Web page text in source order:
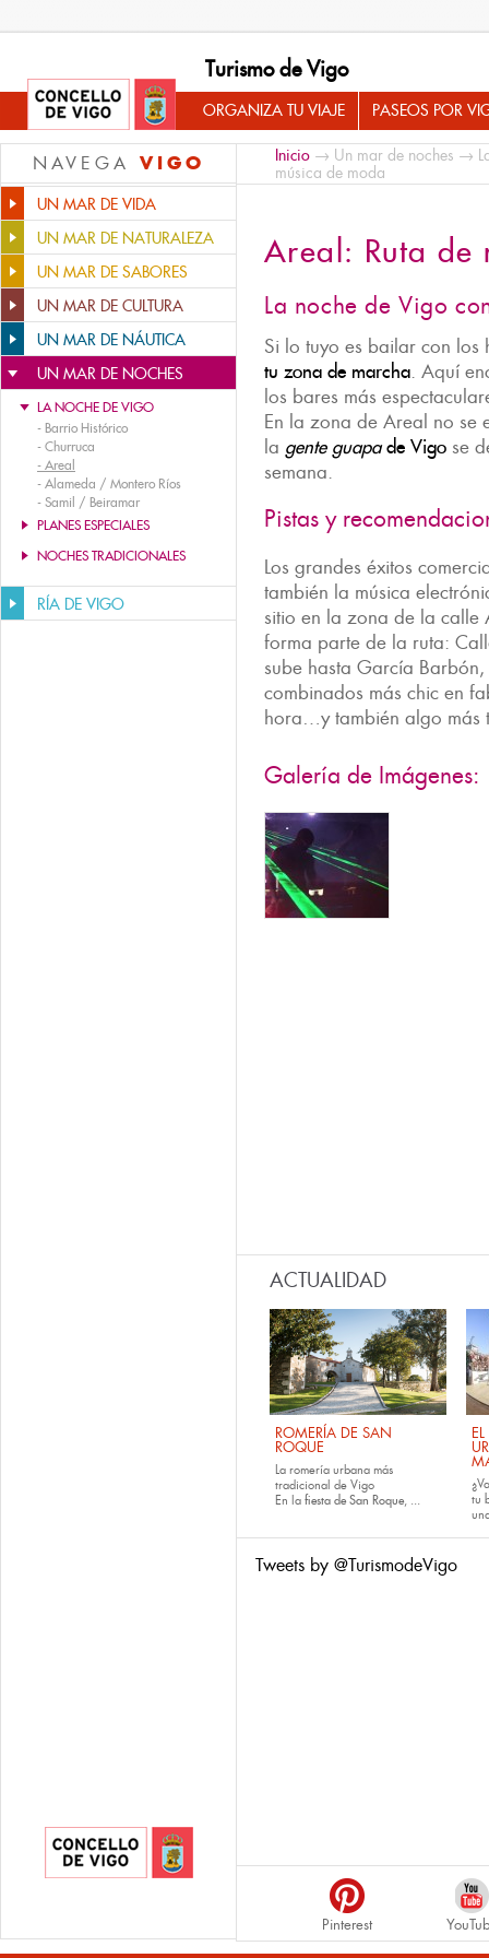
Turismo de Vigo
ORGANIZA TU VIAJE PASEOS POR
NAVEGA VIGO
UN MAR DE VIDA
UN MAR DE NATURALEZA
UN MAR DE SABORES
UN MAR DE CULTURA
UN MAR DE NÁUTICA
UN MAR DE NOCHES
LA NOCHE DE VIGO
- Barrio Histórico
- Churruca
- Areal
- Alameda / Montero Ríos
- Samil / Beiramar
PLANES ESPECIALES
NOCHES TRADICIONALES
RÍA DE VIGO
Inicio → Un mar de noches →
música de moda
Areal: Ruta de
La noche de Vigo
Si lo tuyo es bailar con
tu zona de marcha. Aquí
los bares más
En la zona de Areal no se
la gente guapade Vigo se
semana.
Pistas y
Los grandes éxitos
también la música
sitio en la zona de la calle
forma parte de la ruta:
sube hasta García
combinados más chic en
hora…y también algo
Galería de Imágenes:
ACTUALIDAD
ROMERÍA DE SAN
ROQUE
La romería urbana más
tradicional de Vigo
En la fiesta de San Roque, ...
tu
Tweets by @TurismodeVigo
Pinterest